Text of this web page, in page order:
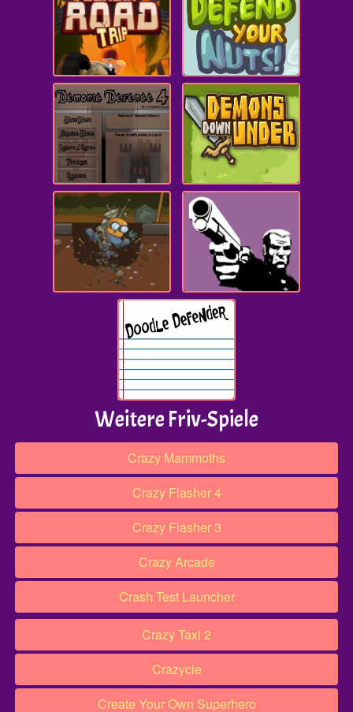
Weitere Friv-Spiele
Crazy Mammoths
Crazy Flasher 4
Crazy Flasher 3
Crazy Arcade
Crash Test Launcher
Crazy Taxi 2
Crazycle
Create Your Own Superhero